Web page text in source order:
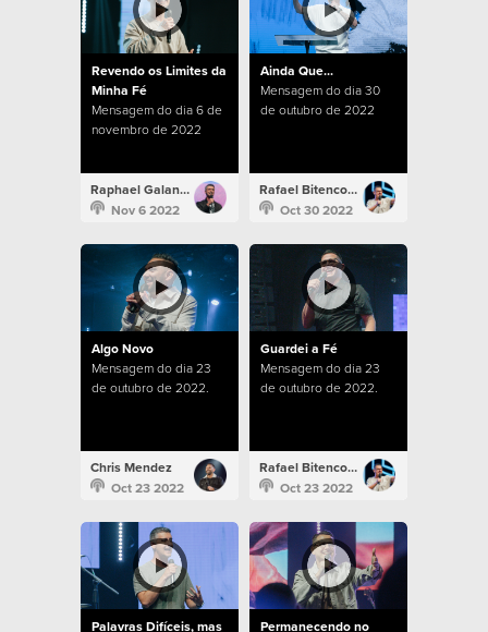
Revendo os Limites da
Minha Fé
Mensagem do dia 6 de
novembro de 2022
Raphael Galante
Nov 6 2022
Ainda Que...
Mensagem do dia 30
de outubro de 2022
Rafael Bitencourt
Oct 30 2022
Algo Novo
Mensagem do dia 23
de outubro de 2022.
Chris Mendez
Oct 23 2022
Guardei a Fé
Mensagem do dia 23
de outubro de 2022.
Rafael Bitencourt
Oct 23 2022
Palavras Difíceis, mas
Permanecendo no